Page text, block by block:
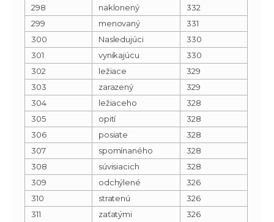
298 naklonený
332
299
menovaný
331
300
Nasledujúci
330
301
vynikajúcu
330
302
ležiace
329
303
zarazený
329
304
ležiaceho
328
305
opití
328
306
posiate
328
307
spomínaného
328
308
súvisiacich
328
309
odchýlené
326
310
stratenú
326
311
zaťatými
326